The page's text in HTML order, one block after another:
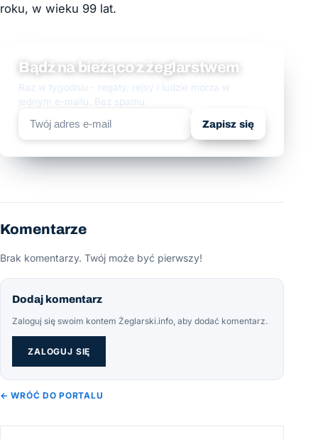
roku, w wieku 99 lat.
Bądź na bieżąco z żeglarstwem
Raz w tygodniu - regaty, rejsy i ludzie morza w
jednym e-mailu. Bez spamu.
Zapisz się
Komentarze
Brak komentarzy. Twój może być pierwszy!
Dodaj komentarz
Zaloguj się swoim kontem Żeglarski.info, aby dodać komentarz.
ZALOGUJ SIĘ
← WRÓĆ DO PORTALU